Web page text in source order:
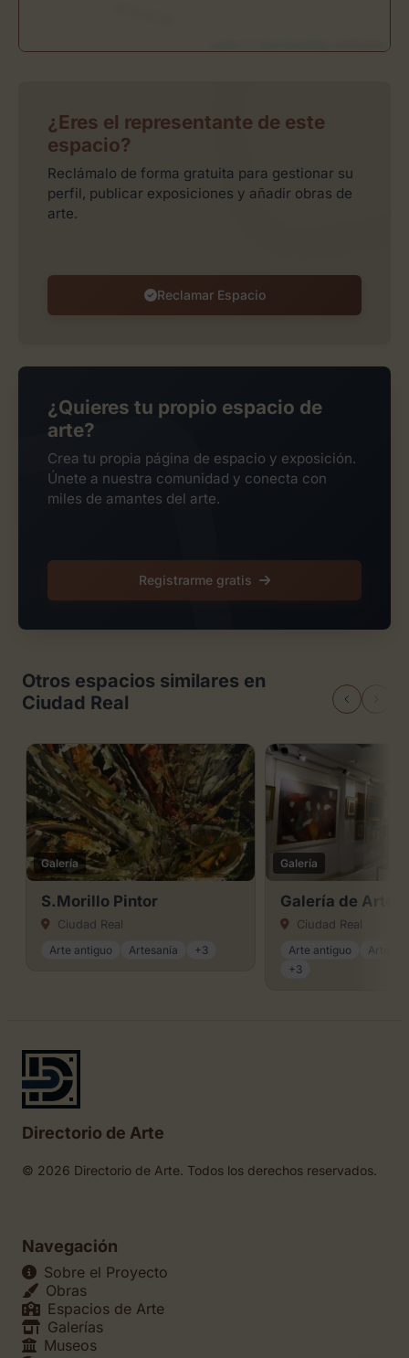
¿Eres el representante de este
espacio?
Reclámalo de forma gratuita para gestionar su
perfil, publicar exposiciones y añadir obras de
arte.
Reclamar Espacio
¿Quieres tu propio espacio de
arte?
Crea tu propia página de espacio y exposición.
Únete a nuestra comunidad y conecta con
miles de amantes del arte.
Registrarme gratis
Otros espacios similares en
Ciudad Real
Galería
S.Morillo Pintor
Ciudad Real
Arte antiguo
Artesanía +3
Galería
Galería de Arte
Ciudad Real
Arte antiguo
Arte
+3
Directorio de Arte
© 2026 Directorio de Arte. Todos los derechos reservados.
Navegación
Sobre el Proyecto
Obras
Espacios de Arte
Galerías
Museos